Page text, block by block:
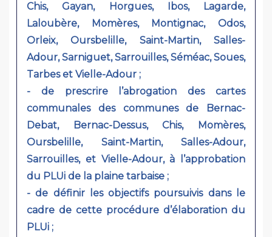
Chis, Gayan, Horgues, Ibos, Lagarde,
Laloubère, Momères, Montignac, Odos,
Orleix, Oursbelille, Saint-Martin, Salles-
Adour, Sarniguet, Sarrouilles, Séméac, Soues,
Tarbes et Vielle-Adour ;
- de prescrire l’abrogation des cartes
communales des communes de Bernac-
Debat, Bernac-Dessus, Chis, Momères,
Oursbelille, Saint-Martin, Salles-Adour,
Sarrouilles, et Vielle-Adour, à l’approbation
du PLUi de la plaine tarbaise ;
- de définir les objectifs poursuivis dans le
cadre de cette procédure d’élaboration du
PLUi ;